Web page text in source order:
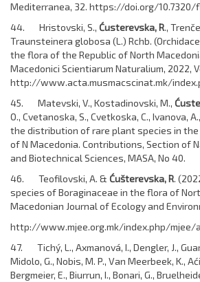
Mediterranea, 32. https://doi.org/10.7320/
44. Hristovski, S., Ćusterevska, R.,
Traunsteinera globosa (L.) Rchb.
the flora of the Republic of North
Macedonici Scientiarum Naturalium, 2022,
http://www.acta.musmacscinat.mk/
45. Matevski, V., Kostadinovski, M.,
O., Cvetanoska, S., Cvetkoska, C., Ivanova,
the distribution of rare plant species in
of N Macedonia. Contributions, Section of
and Biotechnical Sciences, MASA, No 40.
46. Teofilovski, A. & Ćušterevska, R.
species of Boraginaceae in the flora of
Macedonian Journal of Ecology and
http://www.mjee.org.mk/index.php/
47. Tichý, L., Axmanová, I., Dengler, J.,
Midolo, G., Nobis, M. P., Van Meerbeek, K.,
Bergmeier, E., Biurrun, I., Bonari, G.,